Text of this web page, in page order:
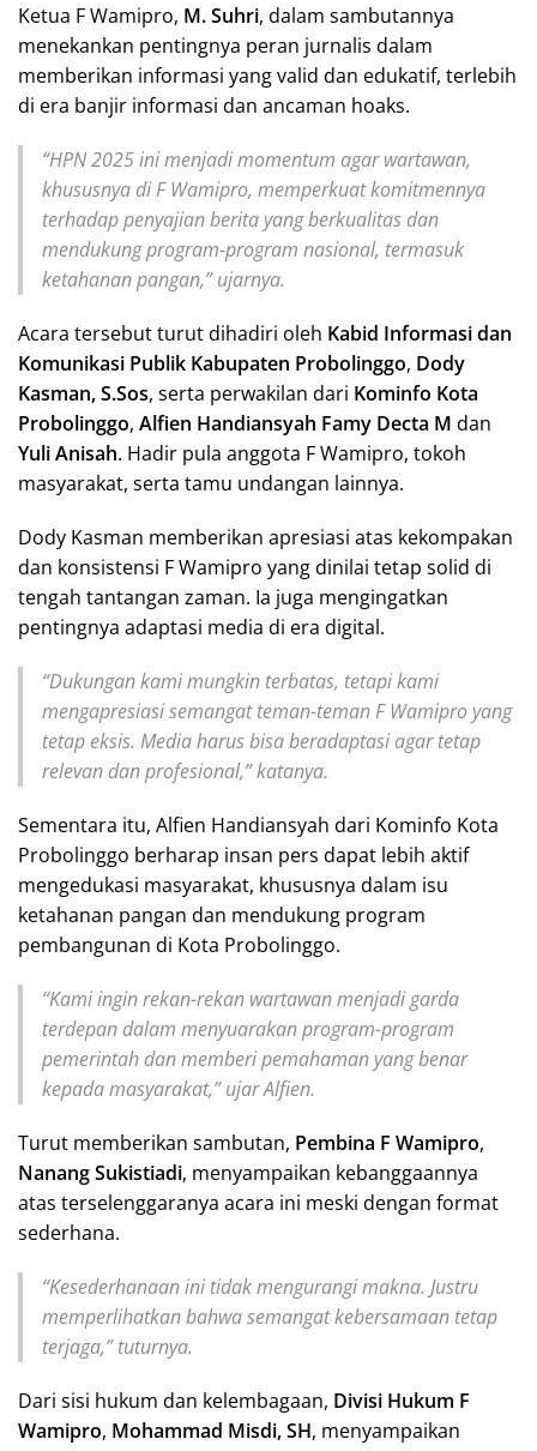
Ketua F Wamipro, M. Suhri, dalam sambutannya
menekankan pentingnya peran jurnalis dalam
memberikan informasi yang valid dan edukatif, terlebih
di era banjir informasi dan ancaman hoaks.
“HPN 2025 ini menjadi momentum agar wartawan,
khususnya di F Wamipro, memperkuat komitmennya
terhadap penyajian berita yang berkualitas dan
mendukung program-program nasional, termasuk
ketahanan pangan,” ujarnya.
Acara tersebut turut dihadiri oleh Kabid Informasi dan
Komunikasi Publik Kabupaten Probolinggo, Dody
Kasman, S.Sos, serta perwakilan dari Kominfo Kota
Probolinggo, Alfien Handiansyah Famy Decta M dan
Yuli Anisah. Hadir pula anggota F Wamipro, tokoh
masyarakat, serta tamu undangan lainnya.
Dody Kasman memberikan apresiasi atas kekompakan
dan konsistensi F Wamipro yang dinilai tetap solid di
tengah tantangan zaman. Ia juga mengingatkan
pentingnya adaptasi media di era digital.
“Dukungan kami mungkin terbatas, tetapi kami
mengapresiasi semangat teman-teman F Wamipro yang
tetap eksis. Media harus bisa beradaptasi agar tetap
relevan dan profesional,” katanya.
Sementara itu, Alfien Handiansyah dari Kominfo Kota
Probolinggo berharap insan pers dapat lebih aktif
mengedukasi masyarakat, khususnya dalam isu
ketahanan pangan dan mendukung program
pembangunan di Kota Probolinggo.
“Kami ingin rekan-rekan wartawan menjadi garda
terdepan dalam menyuarakan program-program
pemerintah dan memberi pemahaman yang benar
kepada masyarakat,” ujar Alfien.
Turut memberikan sambutan, Pembina F Wamipro,
Nanang Sukistiadi, menyampaikan kebanggaannya
atas terselenggaranya acara ini meski dengan format
sederhana.
“Kesederhanaan ini tidak mengurangi makna. Justru
memperlihatkan bahwa semangat kebersamaan tetap
terjaga,” tuturnya.
Dari sisi hukum dan kelembagaan, Divisi Hukum F
Wamipro, Mohammad Misdi, SH, menyampaikan